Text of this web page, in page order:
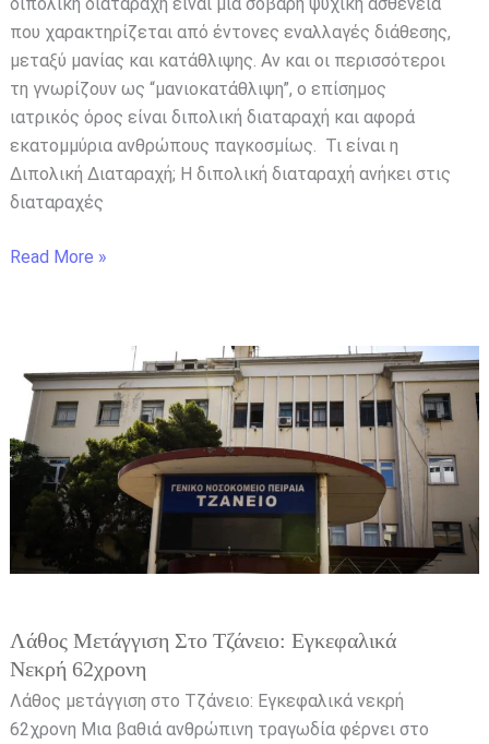
που χαρακτηρίζεται από έντονες εναλλαγές διάθεσης,
μεταξύ μανίας και κατάθλιψης. Αν και οι περισσότεροι
τη γνωρίζουν ως “μανιοκατάθλιψη”, ο επίσημος
ιατρικός όρος είναι διπολική διαταραχή και αφορά
εκατομμύρια ανθρώπους παγκοσμίως. Τι είναι η
Διπολική Διαταραχή; Η διπολική διαταραχή ανήκει στις
διαταραχές
Read More »
Λάθος Μετάγγιση Στο Τζάνειο: Εγκεφαλικά
Νεκρή 62χρονη
Λάθος μετάγγιση στο Τζάνειο: Εγκεφαλικά νεκρή
62χρονη Μια βαθιά ανθρώπινη τραγωδία φέρνει στο
μετάγγιση
στο
Τζάνειο:
Εγκεφαλικά
νεκρή
62χρονη